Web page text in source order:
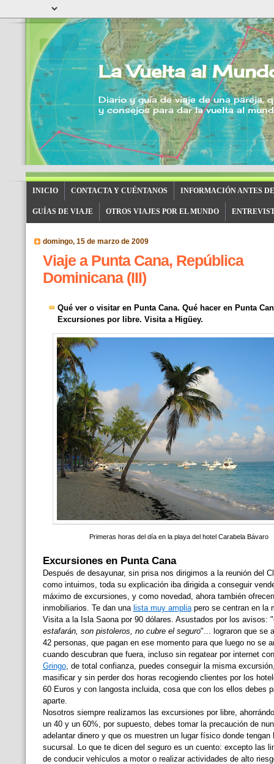
La Vuelta al
Diario y guía de viaje de una pareja,
y consejos para dar la vuelta al
INICIO CONTACTA Y CUÉNTANOS INFORMACIÓN ANTES
GUÍAS DE VIAJE OTROS VIAJES POR EL MUNDO
domingo, 15 de marzo de 2009
Viaje a Punta Cana, República
Dominicana (III)
Qué ver o visitar en Punta Cana. Qué hacer en Punta
Excursiones por libre. Visita a Higüey.
Primeras horas del día en la playa del hotel Carabela Bávaro
Excursiones en Punta Cana
Después de desayunar, sin prisa nos dirigimos a la reunión del
como intuimos, toda su explicación iba dirigida a conseguir
máximo de excursiones, y como novedad, ahora también
inmobiliarios. Te dan una lista muy ampliapero se centran en la
Visita a la Isla Saona por 90 dólares. Asustados por los avisos: "
estafarán, son pistoleros, no cubre el seguro"... lograron que se
42 personas, que pagan en ese momento para que luego no se
cuando descubran que fuera, incluso sin regatear por internet con
Gringo, de total confianza, puedes conseguir la misma
masificar y sin perder dos horas recogiendo clientes por los
60 Euros y con langosta incluida, cosa que con los ellos debes
aparte.
Nosotros siempre realizamos las excursiones por libre,
un 40 y un 60%, por supuesto, debes tomar la precaución de
adelantar dinero y que os muestren un lugar físico donde tengan
sucursal. Lo que te dicen del seguro es un cuento: excepto las
de conducir vehículos a motor o realizar actividades de alto